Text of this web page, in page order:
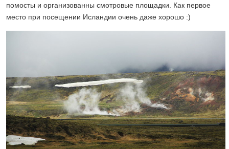
помосты и организованны смотровые площадки. Как первое
место при посещении Исландии очень даже хорошо :)